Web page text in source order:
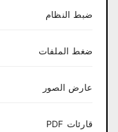
ضبط النظام
ضغط الملفات
عارض الصور
قارئات PDF